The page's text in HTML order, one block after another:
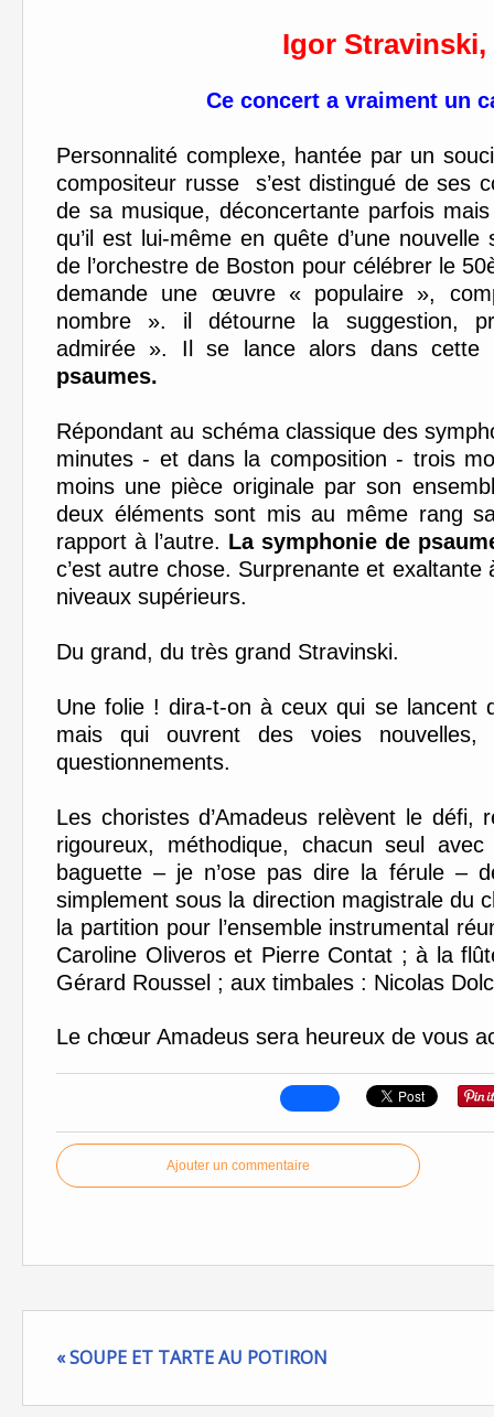
Igor Stravinski,
Ce concert a vraiment un
Personnalité complexe, hantée par un
compositeur russe
s’est distingué de ses
de sa musique, déconcertante parfois
qu’il est lui-même en quête d’une
de l’orchestre de Boston pour célébrer le
demande une œuvre « populaire »,
nombre ». il détourne la suggestion,
admirée ». Il se lance alors dans
psaumes.
Répondant au schéma classique des
minutes - et dans la composition - trois
moins une pièce originale par son
deux éléments sont mis au même rang
rapport à l’autre. La symphonie de
c’est autre chose. Surprenante et
niveaux supérieurs.
Du grand, du très grand Stravinski.
Une folie ! dira-t-on à ceux qui se lancent
mais qui ouvrent des voies nouvelles,
questionnements.
Les choristes d’Amadeus relèvent le
rigoureux, méthodique, chacun seul
baguette – je n’ose pas dire la férule –
simplement sous la direction magistrale du
la partition pour l’ensemble instrumental
Caroline Oliveros et Pierre Contat ; à la
Gérard Roussel ; aux timbales : Nicolas
Le chœur Amadeus sera heureux de vous
Ajouter un commentaire
« SOUPE ET TARTE AU POTIRON